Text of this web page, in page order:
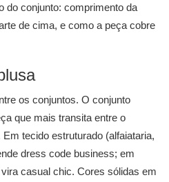
do conjunto: comprimento da
de cima, e como a peça cobre
os conjuntos. O conjunto
que mais transita entre o
tecido estruturado (alfaiataria,
dress code business; em
casual chic. Cores sólidas em